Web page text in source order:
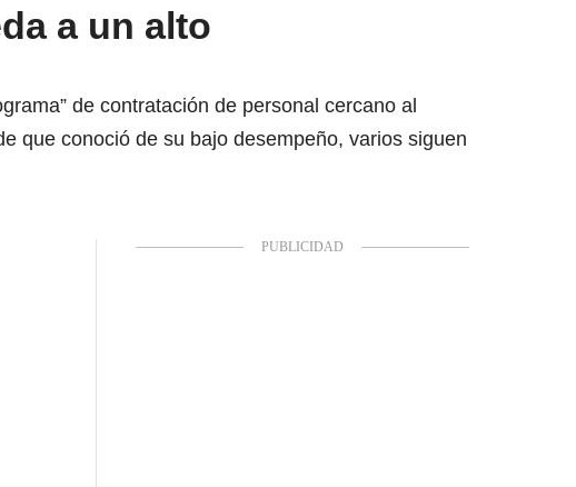
a un alto
de contratación de personal cercano al
que conoció de su bajo desempeño, varios siguen